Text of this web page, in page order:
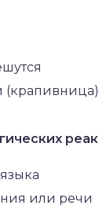
или речи